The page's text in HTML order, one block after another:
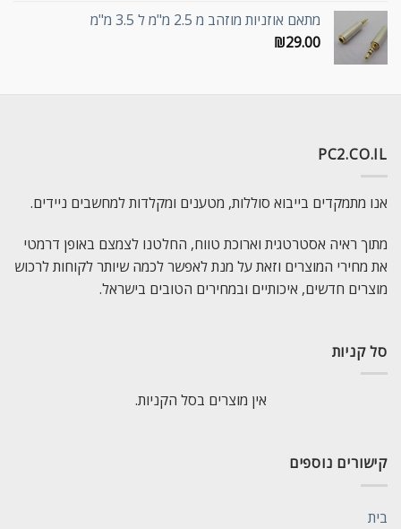
מתאם אוזניות מוזהב מ 2.5 מ"מ ל 3.5 מ"מ
₪29.00
PC2.CO.IL
אנו מתמקדים בייבוא סוללות, מטענים ומקלדות למחשבים ניידים.
מתוך ראיה אסטרטגית וארוכת טווח, החלטנו לצמצם באופן דרמטי
את מחירי המוצרים וזאת על מנת לאפשר לכמה שיותר לקוחות לרכוש
מוצרים חדשים, איכותיים ובמחירים הטובים בישראל.
סל קניות
אין מוצרים בסל הקניות.
קישורים נוספים
בית